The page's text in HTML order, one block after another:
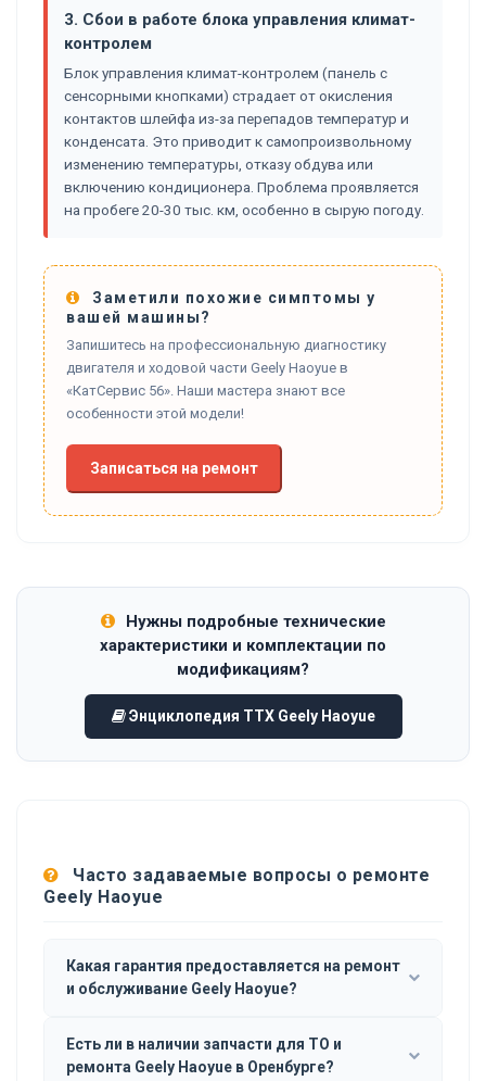
3. Сбои в работе блока управления климат-
контролем
Блок управления климат-контролем (панель с
сенсорными кнопками) страдает от окисления
контактов шлейфа из-за перепадов температур и
конденсата. Это приводит к самопроизвольному
изменению температуры, отказу обдува или
включению кондиционера. Проблема проявляется
на пробеге 20-30 тыс. км, особенно в сырую погоду.
Заметили похожие симптомы у
вашей машины?
Запишитесь на профессиональную диагностику
двигателя и ходовой части Geely Haoyue в
«КатСервис 56». Наши мастера знают все
особенности этой модели!
Записаться на ремонт
Нужны подробные технические
характеристики и комплектации по
модификациям?
Энциклопедия ТТХ Geely Haoyue
Часто задаваемые вопросы о ремонте
Geely Haoyue
Какая гарантия предоставляется на ремонт
и обслуживание Geely Haoyue?
Есть ли в наличии запчасти для ТО и
ремонта Geely Haoyue в Оренбурге?